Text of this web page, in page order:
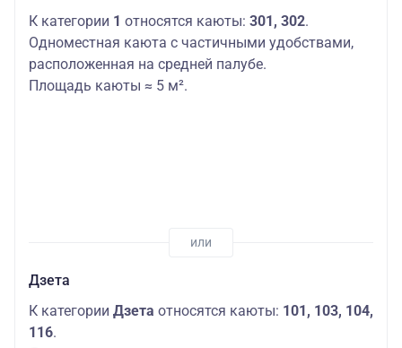
К категории 1 относятся каюты: 301, 302.
Одноместная каюта с частичными удобствами,
расположенная на средней палубе.
Площадь каюты ≈ 5 м².
Дзета
К категории Дзета относятся каюты: 101, 103, 104,
116.